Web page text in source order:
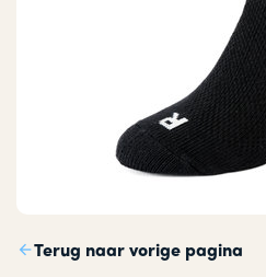
Terug naar vorige pagina